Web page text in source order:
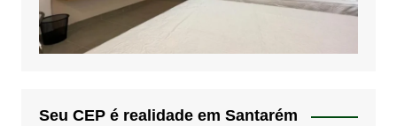
Seu CEP é realidade em Santarém